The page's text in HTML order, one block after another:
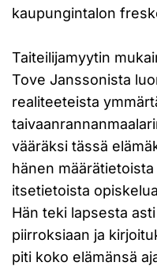
kaupungintalon
Taiteilijamyytin
Tove Janssonista
realiteeteista
vääräksi tässä
hänen
itsetietoista
Hän teki lapsesta
piirroksiaan ja
piti koko elämänsä